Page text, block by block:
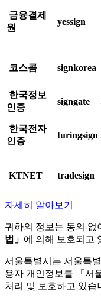
금융결제
원
yessign
코스콤 signkorea
한국정보
인증
signgate
한국전자
인증
turingsign
KTNET tradesign
자세히 알아보기
귀하의 정보는 동의 없
법」 에 의해 보호되고
서울특별시는 서울특
용자 개인정보를 「서
처리 및 보호하고 있습